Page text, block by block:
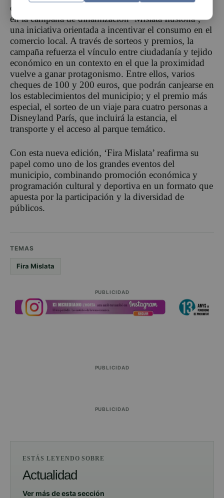
conocer las personas ganadoras que han participado
en la campaña de dinamización ‘Mislata Ilusiona’,
una iniciativa orientada a incentivar el consumo en el
comercio local. A través de sorteos y premios, la
campaña refuerza el vínculo entre ciudadanía y tejido
económico en un contexto en el que la proximidad
vuelve a ganar protagonismo. Entre ellos, varios
cheques de 100 y 200 euros, que podrán canjearse en
los establecimientos del municipio; y el premio más
especial, el sorteo de un viaje para cuatro personas a
Disneyland París, que incluirá la estancia, el
transporte y el acceso al parque temático.
Con esta nueva edición, ‘Fira Mislata’ reafirma su
papel como uno de los grandes eventos del
municipio, combinando promoción económica y
programación cultural y deportiva en un formato que
apuesta por la participación y la diversidad de
públicos.
TEMAS
Fira Mislata
PUBLICIDAD
PUBLICIDAD
PUBLICIDAD
ESTÁS LEYENDO SOBRE
Actualidad
Ver más de esta sección